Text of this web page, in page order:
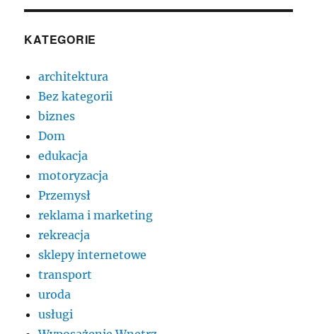
KATEGORIE
architektura
Bez kategorii
biznes
Dom
edukacja
motoryzacja
Przemysł
reklama i marketing
rekreacja
sklepy internetowe
transport
uroda
usługi